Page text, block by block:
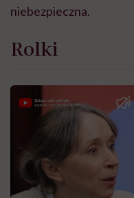
niebezpieczna.
Rolki